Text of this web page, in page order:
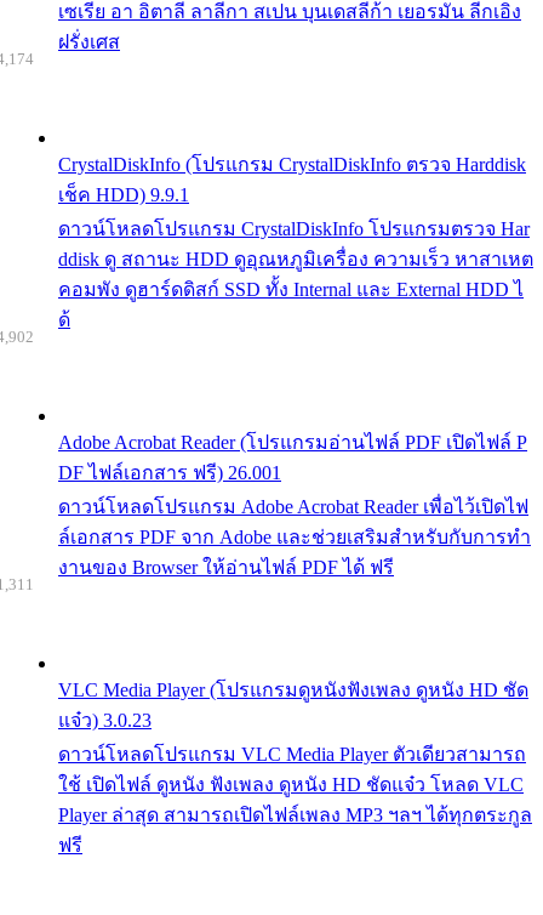
เซเรีย อา อิตาลี ลาลีกา สเปน บุนเดสลีก้า เยอรมัน ลีกเอิง
ฝรั่งเศส
CrystalDiskInfo (โปรแกรม CrystalDiskInfo ตรวจ Harddisk
เช็ค HDD) 9.9.1
ดาวน์โหลดโปรแกรม CrystalDiskInfo โปรแกรมตรวจ Har
ddisk ดู สถานะ HDD ดูอุณหภูมิเครื่อง ความเร็ว หาสาเหต
คอมพัง ดูฮาร์ดดิสก์ SSD ทั้ง Internal และ External HDD ไ
ด้
Adobe Acrobat Reader (โปรแกรมอ่านไฟล์ PDF เปิดไฟล์ P
DF ไฟล์เอกสาร ฟรี) 26.001
ดาวน์โหลดโปรแกรม Adobe Acrobat Reader เพื่อไว้เปิดไฟ
ล์เอกสาร PDF จาก Adobe และช่วยเสริมสำหรับกับการทำ
งานของ Browser ให้อ่านไฟล์ PDF ได้ ฟรี
VLC Media Player (โปรแกรมดูหนังฟังเพลง ดูหนัง HD ชัด
แจ๋ว) 3.0.23
ดาวน์โหลดโปรแกรม VLC Media Player ตัวเดียวสามารถ
ใช้ เปิดไฟล์ ดูหนัง ฟังเพลง ดูหนัง HD ชัดแจ๋ว โหลด VLC
Player ล่าสุด สามารถเปิดไฟล์เพลง MP3 ฯลฯ ได้ทุกตระกูล
ฟรี